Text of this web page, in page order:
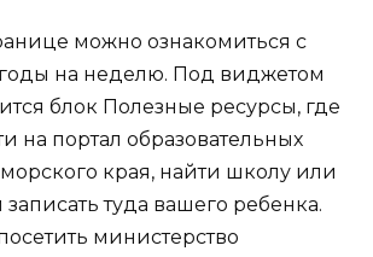
можно ознакомиться с
на неделю. Под виджетом
блок Полезные ресурсы, где
на портал образовательных
края, найти школу или
туда вашего ребенка.
министерство